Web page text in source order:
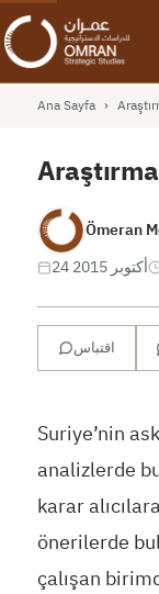
Ana Sayfa ›
Ömeran
24 أكتوبر 2015
اقتباس
Suriye’nin
analizlerde
karar
önerilerde
çalışan